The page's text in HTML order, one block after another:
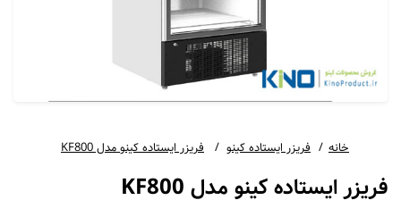
خانه فریزر ایستاده کینو فریزر ایستاده کینو مدل KF800
فریزر ایستاده کینو مدل KF800